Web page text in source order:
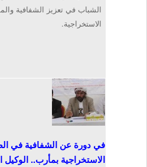
الشباب في تعزيز الشفافية
الاستخراجية.
في دورة عن الشفافية في
الاستخراجية بمأرب.. الوكيل